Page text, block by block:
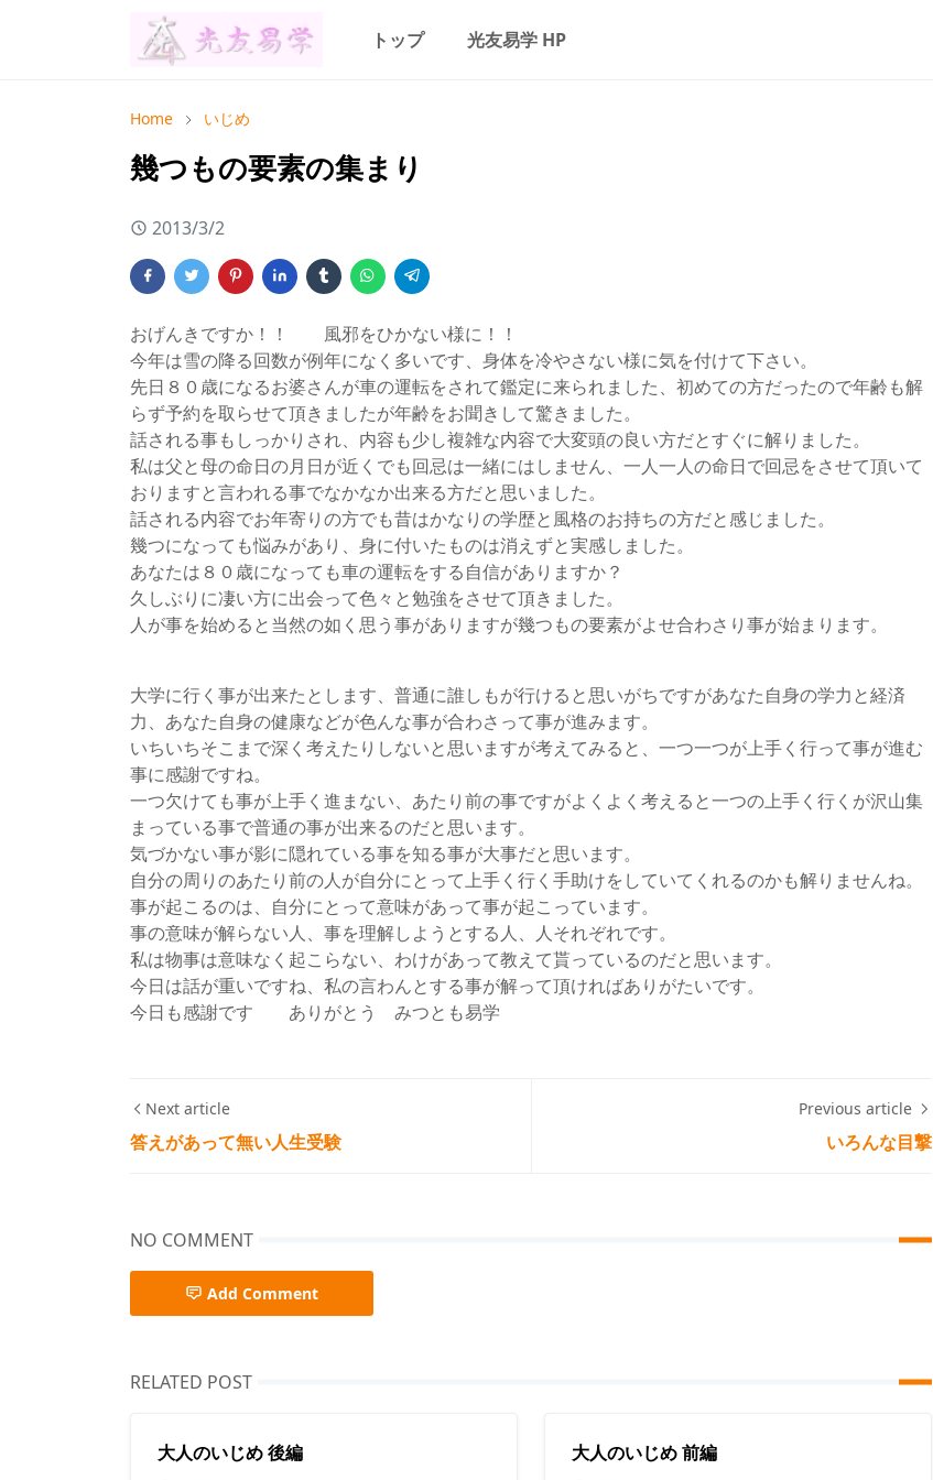
トップ 光友易学 HP
Home いじめ
幾つもの要素の集まり
2013/3/2
おげんきですか！！ 風邪をひかない様に！！
今年は雪の降る回数が例年になく多いです、身体を冷やさない様に気を付けて下さい。
先日８０歳になるお婆さんが車の運転をされて鑑定に来られました、初めての方だったので年齢も解
らず予約を取らせて頂きましたが年齢をお聞きして驚きました。
話される事もしっかりされ、内容も少し複雑な内容で大変頭の良い方だとすぐに解りました。
私は父と母の命日の月日が近くでも回忌は一緒にはしません、一人一人の命日で回忌をさせて頂いて
おりますと言われる事でなかなか出来る方だと思いました。
話される内容でお年寄りの方でも昔はかなりの学歴と風格のお持ちの方だと感じました。
幾つになっても悩みがあり、身に付いたものは消えずと実感しました。
あなたは８０歳になっても車の運転をする自信がありますか？
久しぶりに凄い方に出会って色々と勉強をさせて頂きました。
人が事を始めると当然の如く思う事がありますが幾つもの要素がよせ合わさり事が始まります。
大学に行く事が出来たとします、普通に誰しもが行けると思いがちですがあなた自身の学力と経済
力、あなた自身の健康などが色んな事が合わさって事が進みます。
いちいちそこまで深く考えたりしないと思いますが考えてみると、一つ一つが上手く行って事が進む
事に感謝ですね。
一つ欠けても事が上手く進まない、あたり前の事ですがよくよく考えると一つの上手く行くが沢山集
まっている事で普通の事が出来るのだと思います。
気づかない事が影に隠れている事を知る事が大事だと思います。
自分の周りのあたり前の人が自分にとって上手く行く手助けをしていてくれるのかも解りませんね。
事が起こるのは、自分にとって意味があって事が起こっています。
事の意味が解らない人、事を理解しようとする人、人それぞれです。
私は物事は意味なく起こらない、わけがあって教えて貰っているのだと思います。
今日は話が重いですね、私の言わんとする事が解って頂ければありがたいです。
今日も感謝です ありがとう みつとも易学
Next article
答えがあって無い人生受験
Previous article
いろんな目撃
NO COMMENT
Add Comment
RELATED POST
大人のいじめ 後編 大人のいじめ 前編